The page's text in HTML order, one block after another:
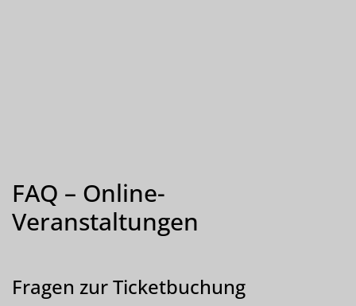
FAQ – Online-
Veranstaltungen
Fragen zur Ticketbuchung